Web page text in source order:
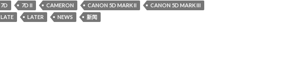
7D
7D II CAMERON CANON 5D MARK II
CANON 5D MARK III
LATE
LATER NEWS 新闻